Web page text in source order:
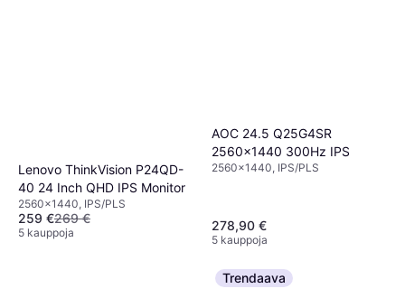
Lenovo ThinkVision P24QD-
40 24 Inch QHD IPS Monitor
2560x1440, IPS/PLS
259 €269 €
5 kauppoja
AOC 24.5 Q25G4SR
2560x1440 300Hz IPS
2560x1440, IPS/PLS
278,90 €
5 kauppoja
Trendaava